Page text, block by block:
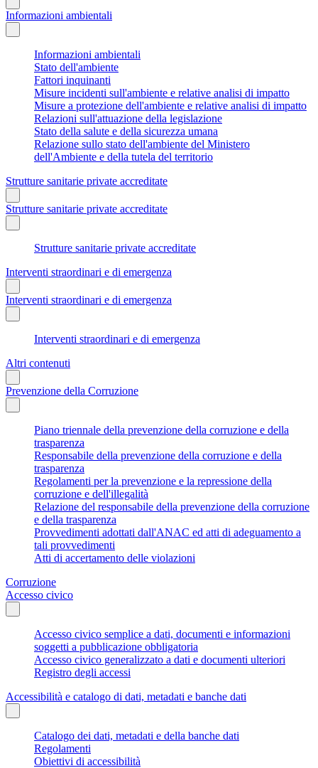
Informazioni ambientali
Informazioni ambientali
Stato dell'ambiente
Fattori inquinanti
Misure incidenti sull'ambiente e relative analisi di impatto
Misure a protezione dell'ambiente e relative analisi di impatto
Relazioni sull'attuazione della legislazione
Stato della salute e della sicurezza umana
Relazione sullo stato dell'ambiente del Ministero
dell'Ambiente e della tutela del territorio
Strutture sanitarie private accreditate
Strutture sanitarie private accreditate
Strutture sanitarie private accreditate
Interventi straordinari e di emergenza
Interventi straordinari e di emergenza
Interventi straordinari e di emergenza
Altri contenuti
Prevenzione della Corruzione
Piano triennale della prevenzione della corruzione e della
trasparenza
Responsabile della prevenzione della corruzione e della
trasparenza
Regolamenti per la prevenzione e la repressione della
corruzione e dell'illegalità
Relazione del responsabile della prevenzione della corruzione
e della trasparenza
Provvedimenti adottati dall'ANAC ed atti di adeguamento a
tali provvedimenti
Atti di accertamento delle violazioni
Corruzione
Accesso civico
Accesso civico semplice a dati, documenti e informazioni
soggetti a pubblicazione obbligatoria
Accesso civico generalizzato a dati e documenti ulteriori
Registro degli accessi
Accessibilità e catalogo di dati, metadati e banche dati
Catalogo dei dati, metadati e della banche dati
Regolamenti
Obiettivi di accessibilità